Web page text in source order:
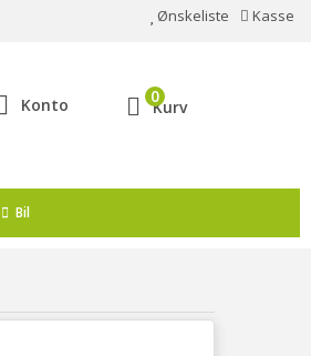
Ønskeliste Kasse
Konto Kurv
0
Bil